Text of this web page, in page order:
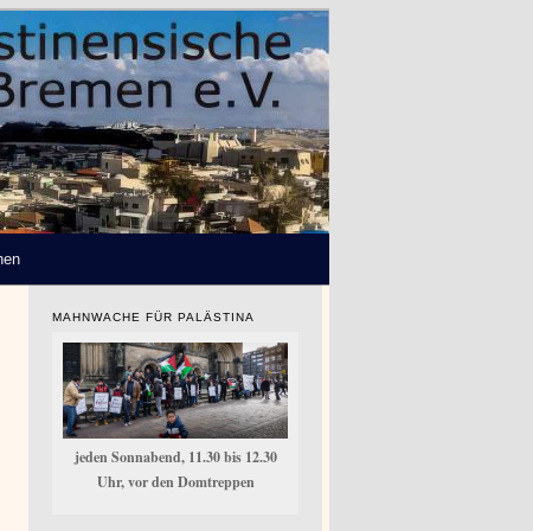
Dr. Alexander Flores17:00
MAHNWACHE FÜR PALÄSTINA
jeden Sonnabend, 11.30 bis 12.30
Uhr, vor den Domtreppen